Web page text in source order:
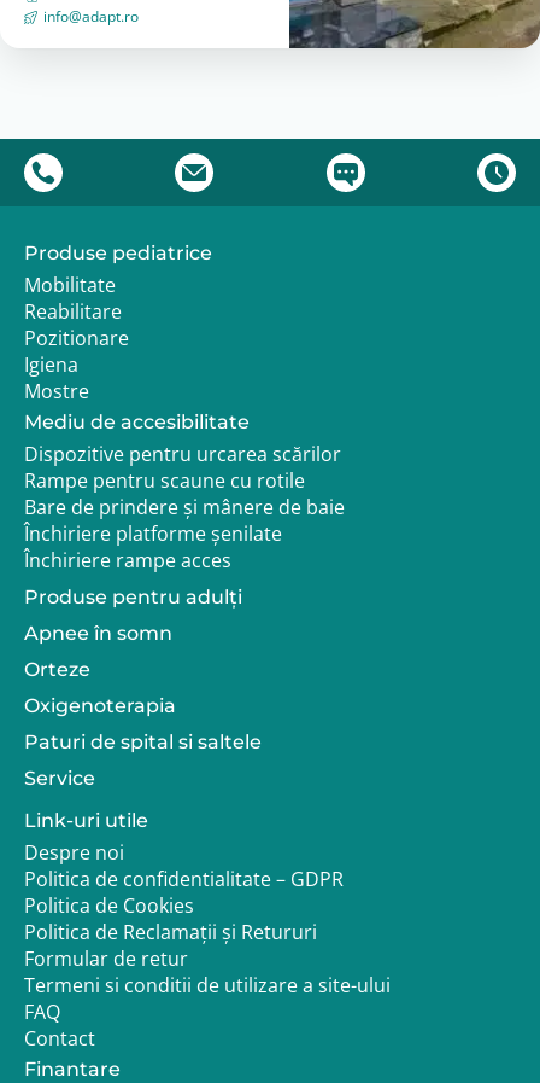
Marime S – Circumferinta gleznei 16.5-20 cm
Marime M – Circumferinta gleznei 19-23,5 cm
Marime L – Circumferinta gleznei 23-28 cm
info@adapt.ro
Produse pediatrice
Mobilitate
Reabilitare
Pozitionare
Igiena
Mostre
Mediu de accesibilitate
Dispozitive pentru urcarea scărilor
Rampe pentru scaune cu rotile
Bare de prindere și mânere de baie
Închiriere platforme șenilate
Închiriere rampe acces
Produse pentru adulţi
Apnee în somn
Orteze
Oxigenoterapia
Paturi de spital si saltele
Service
Link-uri utile
Despre noi
Politica de confidentialitate – GDPR
Politica de Cookies
Politica de Reclamații și Retururi
Formular de retur
Termeni si conditii de utilizare a site-ului
FAQ
Contact
Finantare